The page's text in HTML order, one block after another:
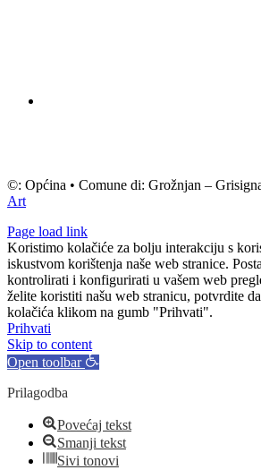
©: Općina • Comune di: Grožnjan –
Art
Page load link
Koristimo kolačiće za bolju interakciju s
iskustvom korištenja naše web stranice.
kontrolirati i konfigurirati u vašem web
želite koristiti našu web stranicu, potvrdite
kolačića klikom na gumb "Prihvati".
Prihvati
Skip to content
Open toolbar
Prilagodba
Povećaj tekst
Smanji tekst
Sivi tonovi